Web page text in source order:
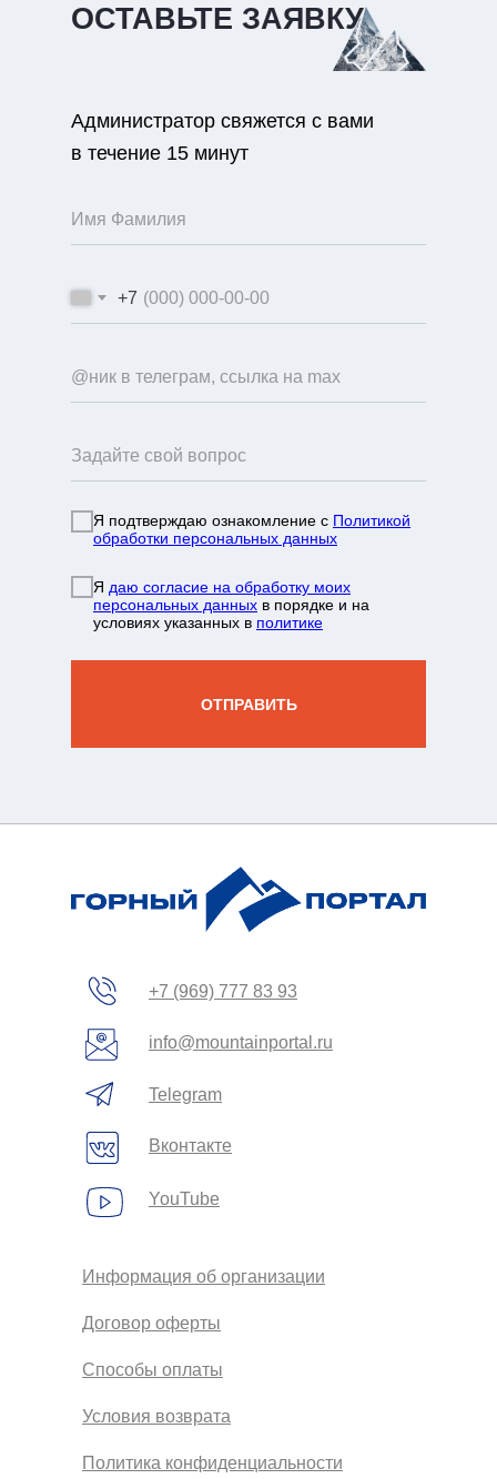
ОСТАВЬТЕ ЗАЯВКУ
Администратор свяжется с вами
в течение 15 минут
+7
Я подтверждаю ознакомление с Политикой
обработки персональных данных
Я даю согласие на обработку моих
персональных данных в порядке и на
условиях указанных в политике
ОТПРАВИТЬ
info@mountainportal.ru
Политика конфиденциальности
Договор оферты
Способы оплаты
Условия возврата
Информация об организации
+7 931 244 38 87
info@mountainportal.ru
+7 (969) 777 83 93
Telegram
Вконтакте
YouTube